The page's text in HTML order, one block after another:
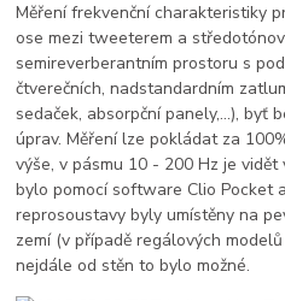
Měření frekvenční charakteristiky
ose mezi tweeterem a
semireverberantním prostoru s
čtverečních, nadstandardním
sedaček, absorpční panely,...), byť
úprav. Měření lze pokládat za
výše, v pásmu 10 - 200 Hz je
bylo pomocí software Clio Pocket
reprosoustavy byly umístěny na
zemí (v případě regálových
nejdále od stěn to bylo možné.